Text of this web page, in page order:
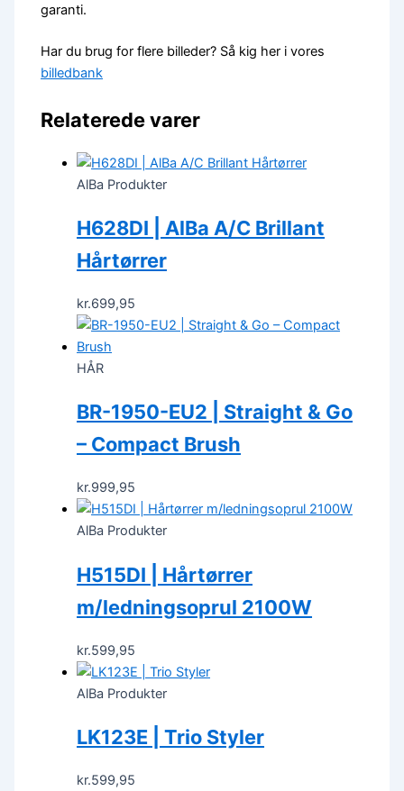
garanti.
Har du brug for flere billeder? Så kig her i vores
billedbank
Relaterede varer
AlBa Produkter
H628DI | AlBa A/C Brillant
Hårtørrer
kr.699,95
HÅR
BR-1950-EU2 | Straight & Go
– Compact Brush
kr.999,95
AlBa Produkter
H515DI | Hårtørrer
m/ledningsoprul 2100W
kr.599,95
AlBa Produkter
LK123E | Trio Styler
kr.599,95